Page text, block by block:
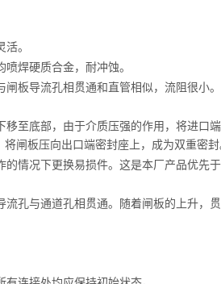
。
焊硬质合金，耐冲蚀。
板导流孔相贯通和直管相似，流阻很小
至底部，由于介质压强的作用，将进口
闸板压向出口端密封座上，成为双重密封
情况下更换易损件。这是本厂产品优先
孔与通道孔相贯通。随着闸板的上升，